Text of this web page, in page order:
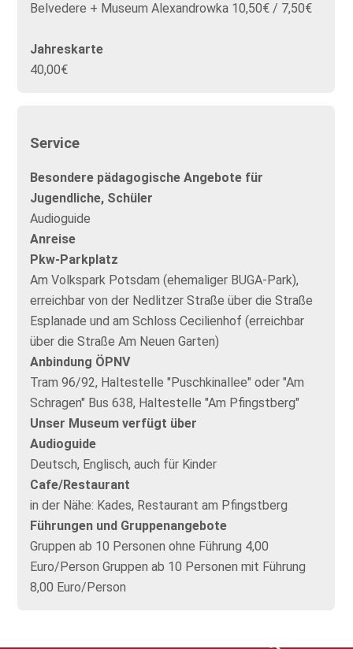
Belvedere + Museum Alexandrowka 10,50€ / 7,50€
Jahreskarte
40,00€
Service
Besondere pädagogische Angebote für
Jugendliche, Schüler
Audioguide
Anreise
Pkw-Parkplatz
Am Volkspark Potsdam (ehemaliger BUGA-Park),
erreichbar von der Nedlitzer Straße über die Straße
Esplanade und am Schloss Cecilienhof (erreichbar
über die Straße Am Neuen Garten)
Anbindung ÖPNV
Tram 96/92, Haltestelle "Puschkinallee" oder "Am
Schragen" Bus 638, Haltestelle "Am Pfingstberg"
Unser Museum verfügt über
Audioguide
Deutsch, Englisch, auch für Kinder
Cafe/Restaurant
in der Nähe: Kades, Restaurant am Pfingstberg
Führungen und Gruppenangebote
Gruppen ab 10 Personen ohne Führung 4,00
Euro/Person Gruppen ab 10 Personen mit Führung
8,00 Euro/Person